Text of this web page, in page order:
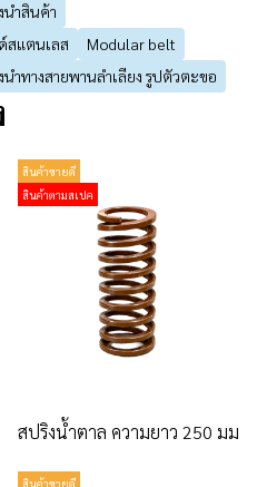
นำสินค้า
สแตนเลส
Modular belt
นำทางสายพานลำเลียง รูปตัวตะขอ
สินค้าขายดี
สินค้าตามสเปค
สปริงน้ำตาล ความยาว 250 มม
สินค้าขายดี